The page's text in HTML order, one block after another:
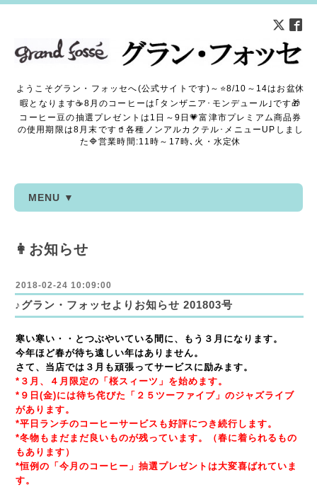
ようこそグラン・フォッセへ(公式サイトです)～⭐8/10～14はお盆休
暇となります☕8月のコーヒーは｢タンザニア･モンデュール｣です🎁
コーヒー豆の抽選プレゼントは1日～9日💗富津市プレミアム商品券
の使用期限は8月末です🥤各種ノンアルカクテル･メニューUPしまし
た🔷営業時間:11時～17時､火・水定休
MENU ▼
👩お知らせ
2018-02-24 10:09:00
♪グラン・フォッセよりお知らせ 201803号
寒い寒い・・とつぶやいている間に、
もう３月になります。
今年ほど春が待ち遠しい年はありません。
さて、当店では３月も頑張ってサービスに励みます。
*３月、４月限定の「桜スィーツ」を始めます。
*９日(金)には待ち侘びた「２５ツーファイブ」のジャズライブ
があります。
*平日ランチのコーヒーサービスも好評につき続行します。
*冬物もまだまだ良いものが残っています。（春に着られるもの
もあります）
*恒例の「今月のコーヒー」抽選プレゼントは大変喜ばれていま
す。